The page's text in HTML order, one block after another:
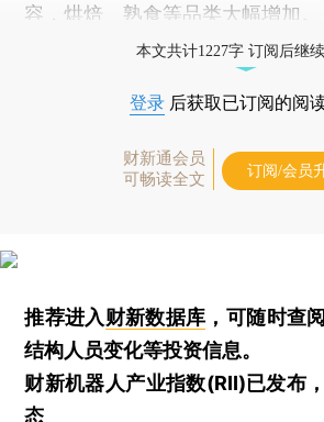
容，烘焙、熟食等品类大幅增加。
本文共计1227字 订阅后继
登录 后获取已订阅的阅
财新通会员
可畅读全文
订阅/会员
推荐进入财新数据库 ，可随时查
结构人员变化等投资信息。
财新机器人产业指数(RII)已发布，
态